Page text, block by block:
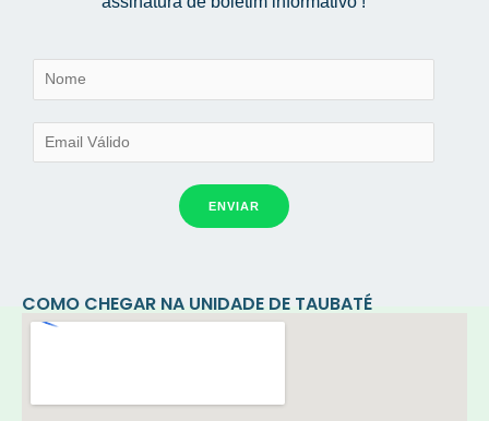
ENVIAR
COMO CHEGAR NA UNIDADE DE TAUBATÉ